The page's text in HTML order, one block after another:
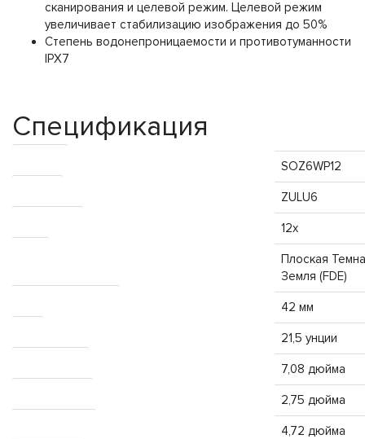
сканирования и целевой режим. Целевой режим
увеличивает стабилизацию изображения до 50%
Степень водонепроницаемости и противотуманности
IPX7
Спецификация
SOZ6WP12
ZULU6
12x
Плоская
Земля (FDE)
42 мм
21,5 унции
7,08 дюйма
2,75 дюйма
4,72 дюйма